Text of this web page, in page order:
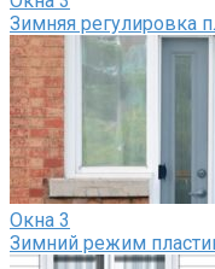
Зимняя регулировка
Окна 3
Зимний режим